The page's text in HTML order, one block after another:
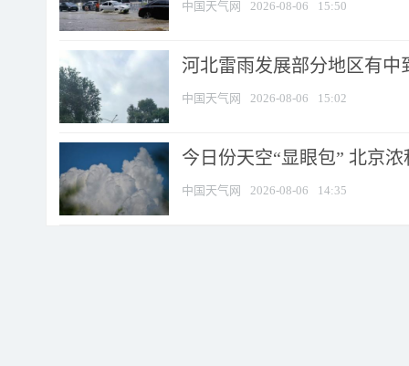
中国天气网 2026-08-06 15:50
河北雷雨发展部分地区有中
中国天气网 2026-08-06 15:02
今日份天空“显眼包” 北京
中国天气网 2026-08-06 14:35